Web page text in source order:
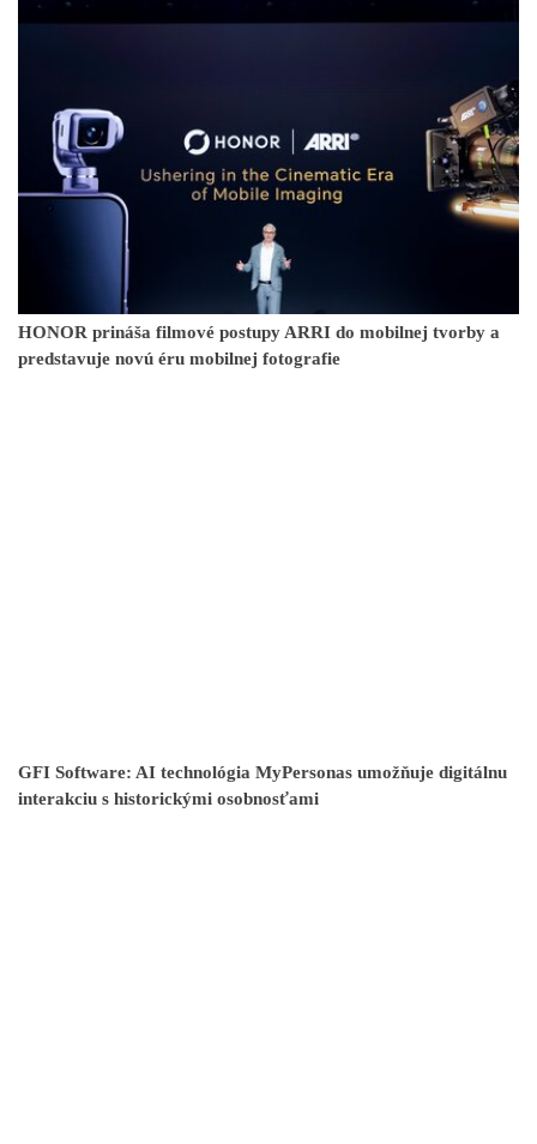
HONOR prináša filmové postupy ARRI do mobilnej tvorby a
predstavuje novú éru mobilnej fotografie
GFI Software: AI technológia MyPersonas umožňuje digitálnu
interakciu s historickými osobnosťami